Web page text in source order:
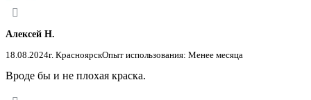
Алексей Н.
18.08.2024г. КрасноярскОпыт использования: Менее месяца
Вроде бы и не плохая краска.